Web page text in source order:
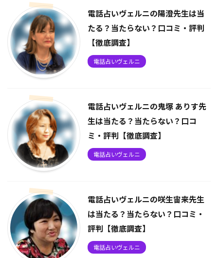
電話占いヴェルニの陽澄先生は当
たる？当たらない？口コミ・評判
【徹底調査】
電話占いヴェルニ
電話占いヴェルニの鬼塚 ありす先
生は当たる？当たらない？口コ
ミ・評判【徹底調査】
電話占いヴェルニ
電話占いヴェルニの咲生宙来先生
は当たる？当たらない？口コミ・
評判【徹底調査】
電話占いヴェルニ